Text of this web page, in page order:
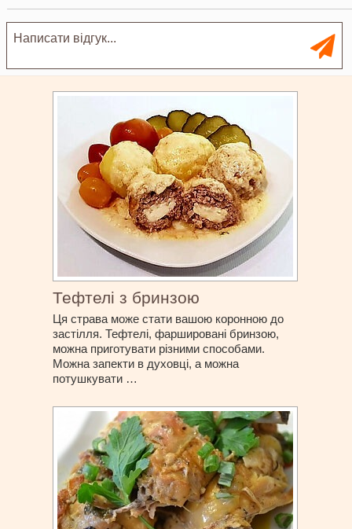
Тефтелі з бринзою
Ця страва може стати вашою коронною до
застілля. Тефтелі, фаршировані бринзою,
можна приготувати різними способами.
Можна запекти в духовці, а можна
потушкувати …